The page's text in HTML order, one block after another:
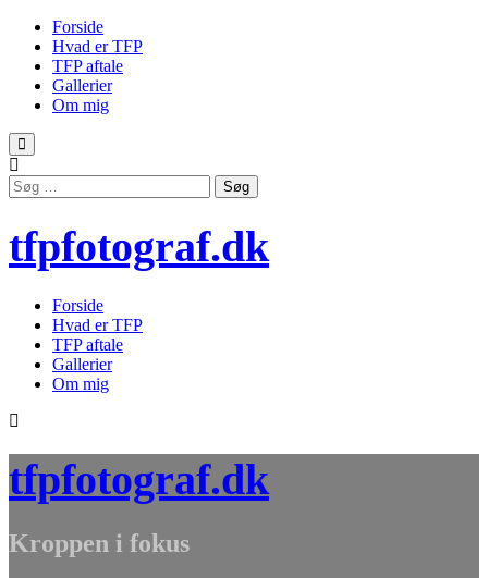
Forside
Hvad er TFP
TFP aftale
Gallerier
Om mig
Skip
to
content
Søg
efter:
tfpfotograf.dk
Forside
Hvad er TFP
TFP aftale
Gallerier
Om mig
tfpfotograf.dk
Kroppen i fokus